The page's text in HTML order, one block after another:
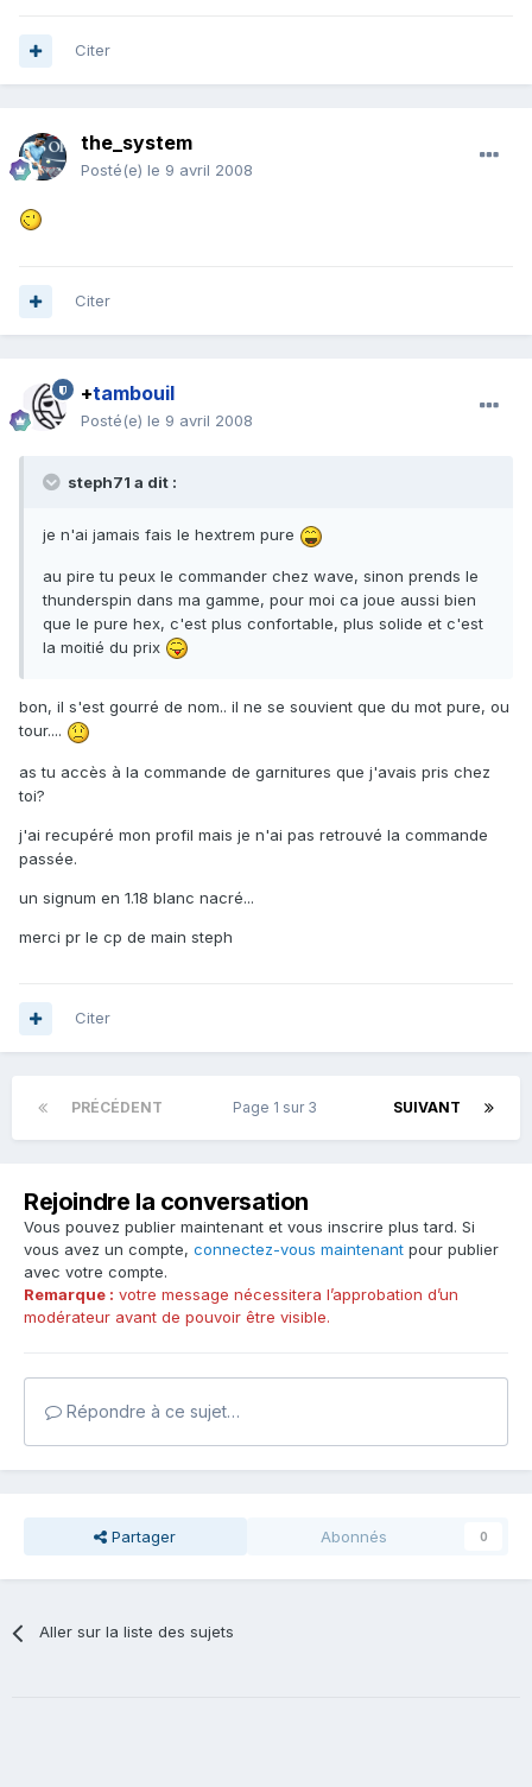
Citer
the_system
Posté(e) le 9 avril 2008
Citer
+tambouil
Posté(e) le 9 avril 2008
steph71 a dit :
je n'ai jamais fais le hextrem pure
au pire tu peux le commander chez wave, sinon prends le
thunderspin dans ma gamme, pour moi ca joue aussi bien
que le pure hex, c'est plus confortable, plus solide et c'est
la moitié du prix
bon, il s'est gourré de nom.. il ne se souvient que du mot pure, ou
tour....
as tu accès à la commande de garnitures que j'avais pris chez
toi?
j'ai recupéré mon profil mais je n'ai pas retrouvé la commande
passée.
un signum en 1.18 blanc nacré...
merci pr le cp de main steph
Citer
PRÉCÉDENT SUIVANT
Page 1 sur 3
Rejoindre la conversation
Vous pouvez publier maintenant et vous inscrire plus tard. Si
vous avez un compte, connectez-vous maintenant pour publier
avec votre compte.
Remarque : votre message nécessitera l’approbation d’un
modérateur avant de pouvoir être visible.
Répondre à ce sujet…
Partager Abonnés 0
Aller sur la liste des sujets